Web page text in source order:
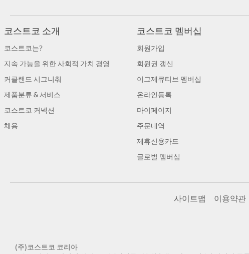
코스트코 소개
코스트코는?
지속 가능을 위한 사회적 가치 경영
커클랜드 시그니춰
제품분류 & 서비스
코스트코 커넥션
채용
코스트코 멤버십
회원가입
회원권 갱신
이그제큐티브 멤버십
온라인등록
마이페이지
주문내역
제휴신용카드
글로벌 멤버십
사이트맵 이용약관
(주)코스트코 코리아